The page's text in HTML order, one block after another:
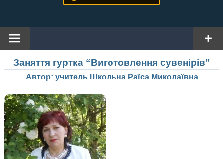
Заняття гуртка “Виготовлення сувенірів”
Автор: учитель Школьна Раїса Миколаївна